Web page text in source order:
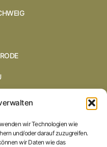
wir Technologien wie
und/oder darauf zuzugreifen.
wir Daten wie das